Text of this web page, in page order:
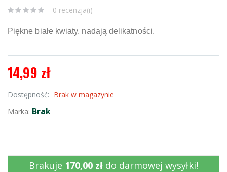
0 recenzja(i)
Piękne białe kwiaty, nadają delikatności.
14,99 zł
Dostępność: Brak w magazynie
Marka: Brak
Brakuje 170,00 zł do darmowej wysyłki!